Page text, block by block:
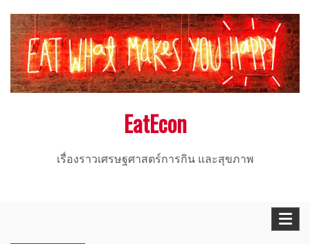
Skip
content
EatEcon
เรื่องราวเศรษฐศาสตร์การกิน และสุขภาพ